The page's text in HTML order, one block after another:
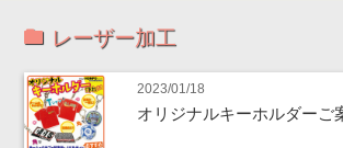
レーザー加工
2023/01/18
オリジナルキーホルダーご